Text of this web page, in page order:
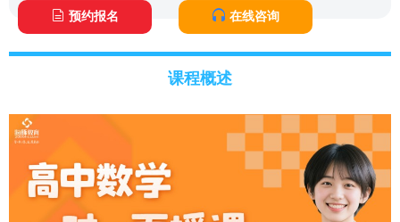
预约报名 在线咨询
课程概述